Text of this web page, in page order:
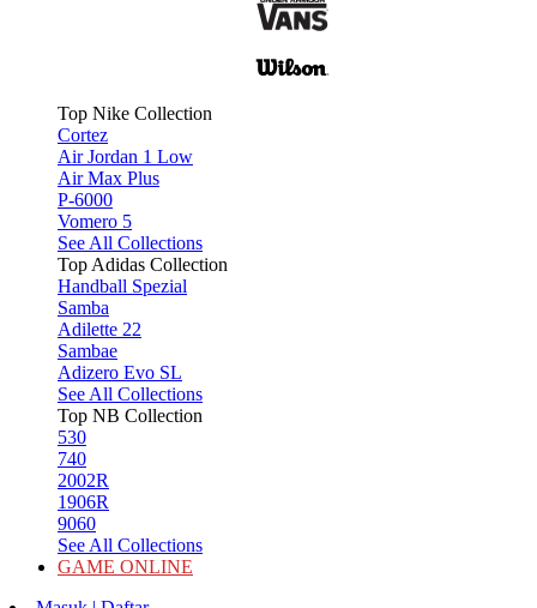
Top Nike Collection
Cortez
Air Jordan 1 Low
Air Max Plus
P-6000
Vomero 5
See All Collections
Top Adidas Collection
Handball Spezial
Samba
Adilette 22
Sambae
Adizero Evo SL
See All Collections
Top NB Collection
530
740
2002R
1906R
9060
See All Collections
GAME ONLINE